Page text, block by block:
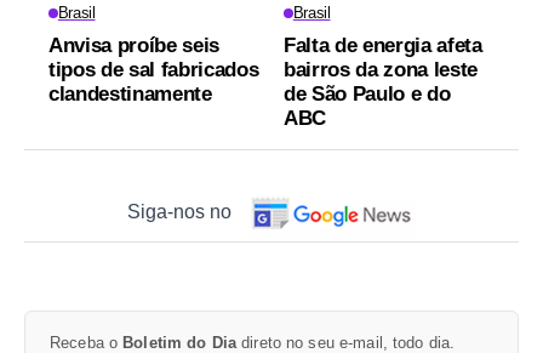
Brasil
Anvisa proíbe seis
tipos de sal fabricados
clandestinamente
Brasil
Falta de energia afeta
bairros da zona leste
de São Paulo e do
ABC
Siga-nos no
Receba o Boletim do Dia direto no seu e-mail, todo dia.